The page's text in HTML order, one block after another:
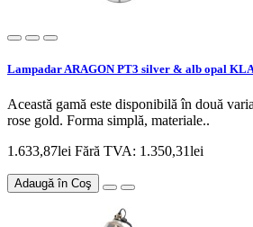
Lampadar ARAGON PT3 silver & alb opal
Această gamă este disponibilă în două
rose gold. Forma simplă, materiale..
1.633,87lei Fără TVA: 1.350,31lei
Adaugă în Coş